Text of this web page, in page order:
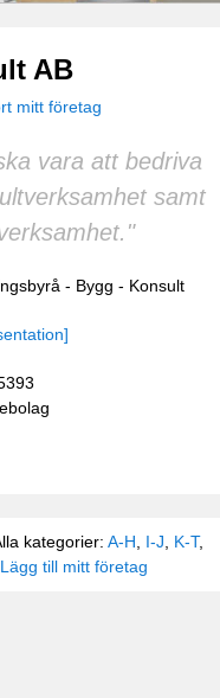
AB
mitt företag
vara att bedriva
samt
- Bygg - Konsult
kategorier: A-H I-J K-T,
Lägg till mitt företag